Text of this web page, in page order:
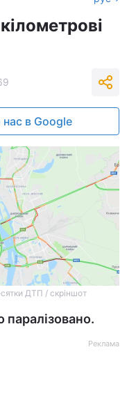
нас в Google
ДТП / скріншот
паралізовано.
Реклама